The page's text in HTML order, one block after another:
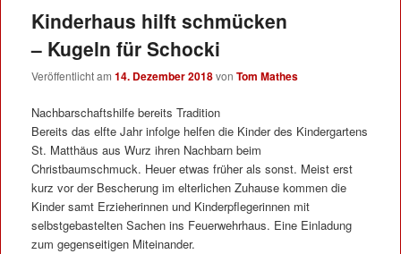
Kinderhaus hilft schmücken
– Kugeln für Schocki
Veröffentlicht am 14. Dezember 2018von Tom Mathes
Nachbarschaftshilfe bereits Tradition
Bereits das elfte Jahr infolge helfen die Kinder des Kindergartens
St. Matthäus aus Wurz ihren Nachbarn beim
Christbaumschmuck. Heuer etwas früher als sonst. Meist erst
kurz vor der Bescherung im elterlichen Zuhause kommen die
Kinder samt Erzieherinnen und Kinderpflegerinnen mit
selbstgebastelten Sachen ins Feuerwehrhaus. Eine Einladung
zum gegenseitigen Miteinander.